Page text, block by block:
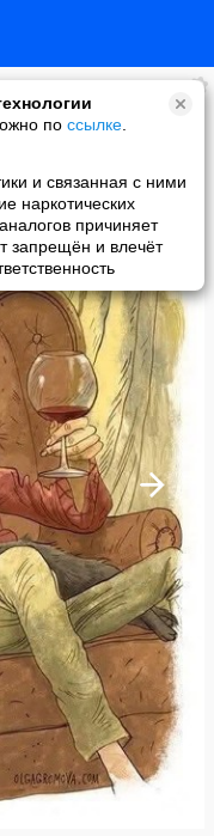
по ссылке
и связанная с ними
наркотических
причиняет
запрещён и влечёт